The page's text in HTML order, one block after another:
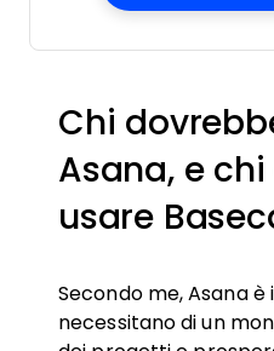
Chi
Asana, e
usare
Secondo me, Asana
necessitano di un